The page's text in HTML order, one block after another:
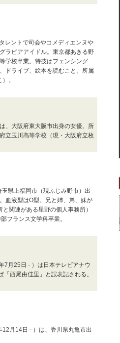
レントで司会やコメディエンヌや
ラビアアイドル。東京都あきる野
学校卒業。特技はフェンシング
ドライブ、絵本を読むこと。所属
。
、大阪府東大阪市出身の女優。所
立玉川高等学校（現・大阪府立枚
県上福岡市（現ふじみ野市）出
血液型はO型。兄と姉、弟、妹が
関連がある星野の個人事務所）
フランス文学科卒業。
7月25日 - ）は日本テレビアナウ
西尾由佳里」と誤表記される。
月14日 - ）は、香川県丸亀市出